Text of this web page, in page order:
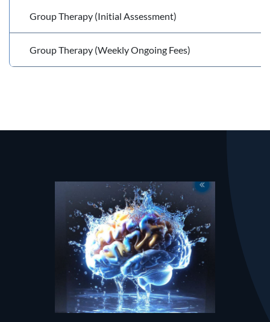
Group Therapy (Initial Assessment)
Group Therapy (Weekly Ongoing Fees)